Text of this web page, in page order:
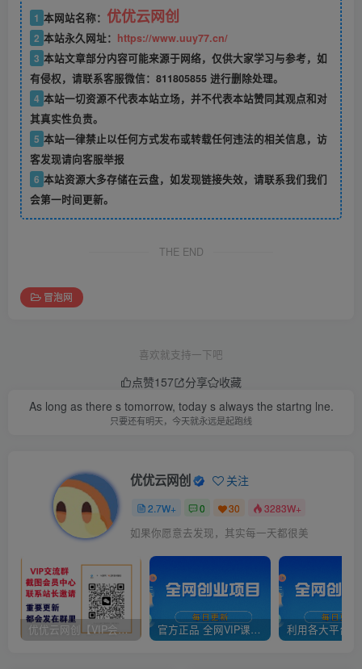
1 本网站名称： 优优云网创
2 本站永久网址： https://www.uuy77.cn/
3 本站文章部分内容可能来源于网络，仅供大家学习与参考，如
有侵权，请联系客服微信：811805855 进行删除处理。
4 本站一切资源不代表本站立场，并不代表本站赞同其观点和对
其真实性负责。
5 本站一律禁止以任何方式发布或转载任何违法的相关信息，访
客发现请向客服举报
6 本站资源大多存储在云盘，如发现链接失效，请联系我们我们
会第一时间更新。
THE END
冒泡网
喜欢就支持一下吧
点赞157 分享
收藏
As long as there s tomorrow, today s always the startng lne.
只要还有明天，今天就永远是起跑线
优优云网创 关注
2.7W+ 0 30 3283W+
如果你愿意去发现，其实每一天都很美
优优云网创【VIP会员专属交流群】 官方正品 全网VIP课程 无损下载~